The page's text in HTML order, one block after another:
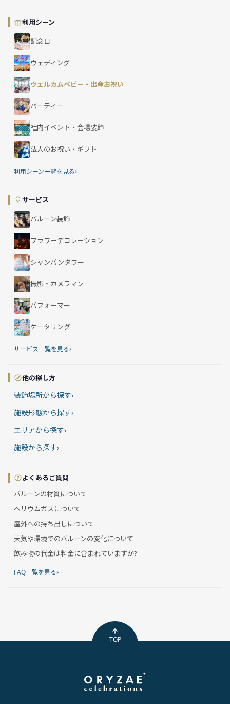
利用シーン
記念日
ウェディング
ウェルカムベビー・出産お祝い
パーティー
社内イベント・会場装飾
法人のお祝い・ギフト
利用シーン一覧を見る›
サービス
バルーン装飾
フラワーデコレーション
シャンパンタワー
撮影・カメラマン
パフォーマー
ケータリング
サービス一覧を見る›
他の探し方
装飾場所から探す›
施設形態から探す›
エリアから探す›
施設から探す›
よくあるご質問
バルーンの材質について
ヘリウムガスについて
屋外への持ち出しについて
天気や環境でのバルーンの変化について
飲み物の代金は料金に含まれていますか?
FAQ一覧を見る›
TOP